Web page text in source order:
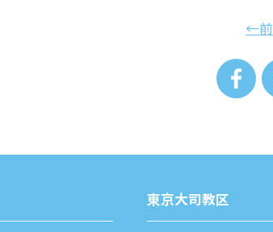
←前
東京⼤司教区